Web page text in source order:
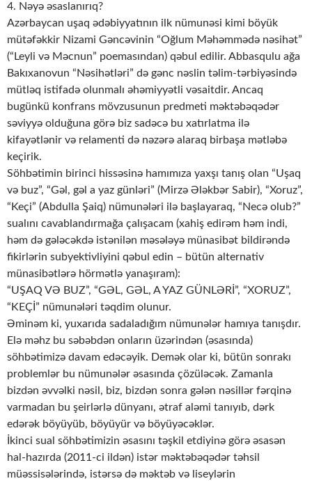
4. Nəyə əsaslanırıq?
Azərbaycan uşaq ədəbiyyatının ilk nümunəsi kimi böyük
mütəfəkkir Nizami Gəncəvinin “Oğlum Məhəmmədə nəsihət”
(“Leyli və Məcnun” poemasından) qəbul edilir. Abbasqulu ağa
Bakıxanovun “Nəsihətləri” də gənc nəslin təlim-tərbiyəsində
mütləq istifadə olunmalı əhəmiyyətli vəsaitdir. Ancaq
bugünkü konfrans mövzusunun predmeti məktəbəqədər
səviyyə olduğuna görə biz sadəcə bu xatırlatma ilə
kifayətlənir və relamenti də nəzərə alaraq birbaşa mətləbə
keçirik.
Söhbətimin birinci hissəsinə hamımıza yaxşı tanış olan “Uşaq
və buz”, “Gəl, gəl a yaz günləri” (Mirzə Ələkbər Sabir), “Xoruz”,
“Keçi” (Abdulla Şaiq) nümunələri ilə başlayaraq, “Necə olub?”
sualını cavablandırmağa çalışacam (xahiş edirəm həm indi,
həm də gələcəkdə istənilən məsələyə münasibət bildirəndə
fikirlərin subyektivliyini qəbul edin – bütün alternativ
münasibətlərə hörmətlə yanaşıram):
“UŞAQ VƏ BUZ”, “GƏL, GƏL, A YAZ GÜNLƏRİ”, “XORUZ”,
“KEÇİ” nümunələri təqdim olunur.
Əminəm ki, yuxarıda sadaladığım nümunələr hamıya tanışdır.
Elə məhz bu səbəbdən onların üzərindən (əsasında)
söhbətimizə davam edəcəyik. Demək olar ki, bütün sonrakı
problemlər bu nümunələr əsasında çözüləcək. Zamanla
bizdən əvvəlki nəsil, biz, bizdən sonra gələn nəsillər fərqinə
varmadan bu şeirlərlə dünyanı, ətraf aləmi tanıyıb, dərk
edərək böyüyüb, böyüyür və böyüyəcəklər.
İkinci sual söhbətimizin əsasını təşkil etdiyinə görə əsasən
hal-hazırda (2011-ci ildən) istər məktəbəqədər təhsil
müəssisələrində, istərsə də məktəb və liseylərin